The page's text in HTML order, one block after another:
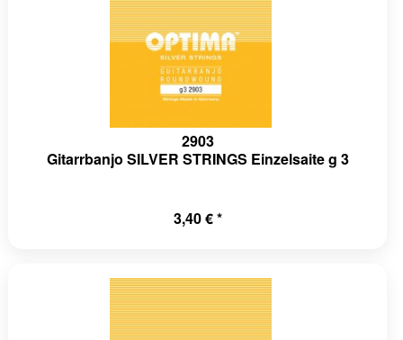
2903
Gitarrbanjo SILVER STRINGS Einzelsaite g 3
3,40 € *